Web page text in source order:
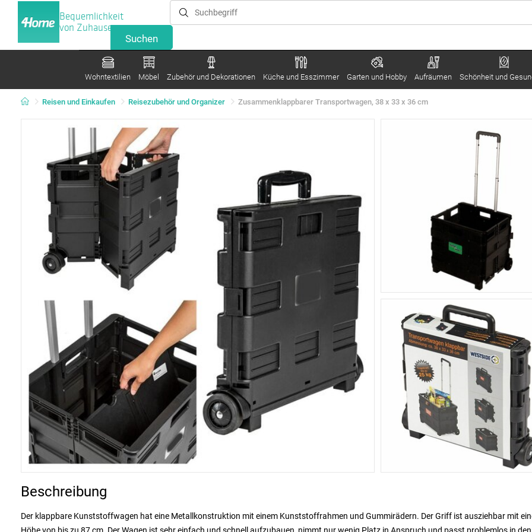
Bequemlichkeit
von Zuhause
Wohntextilien Möbel Zubehör und Dekorationen Küche und Esszimmer Garten und Hobby Aufräumen Schönheit und
Reisen und Einkaufen Reisezubehör und Organizer Zusammenklappbarer Transportwagen, 38 x 33 x 36 cm
Beschreibung
Der klappbare Kunststoffwagen hat eine Metallkonstruktion mit einem Kunststoffrahmen und Gummirädern. Der Griff ist ausziehbar mit